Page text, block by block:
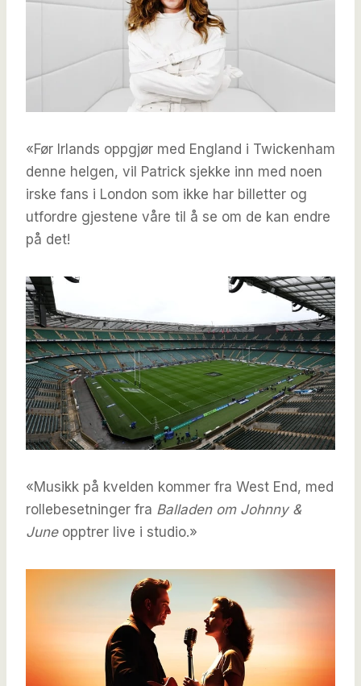
«Før Irlands oppgjør med England i Twickenham
denne helgen, vil Patrick sjekke inn med noen
irske fans i London som ikke har billetter og
utfordre gjestene våre til å se om de kan endre
på det!
«Musikk på kvelden kommer fra West End, med
rollebesetninger fra Balladen om Johnny &
Juneopptrer live i studio.»